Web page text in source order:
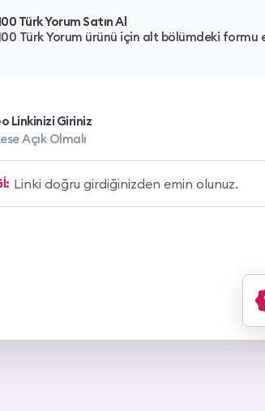
Türk Yorum Satın Al
Türk Yorum ürünü için alt bölümdeki formu
Linkinizi Giriniz
Açık Olmalı